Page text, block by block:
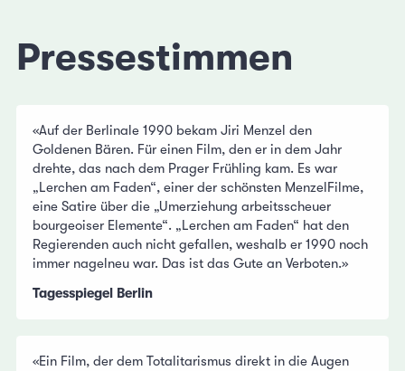
Pressestimmen
«Auf der Berlinale 1990 bekam Jiri Menzel den
Goldenen Bären. Für einen Film, den er in dem Jahr
drehte, das nach dem Prager Frühling kam. Es war
„Lerchen am Faden“, einer der schönsten MenzelFilme,
eine Satire über die „Umerziehung arbeitsscheuer
bourgeoiser Elemente“. „Lerchen am Faden“ hat den
Regierenden auch nicht gefallen, weshalb er 1990 noch
immer nagelneu war. Das ist das Gute an Verboten.»
Tagesspiegel Berlin
«Ein Film, der dem Totalitarismus direkt in die Augen